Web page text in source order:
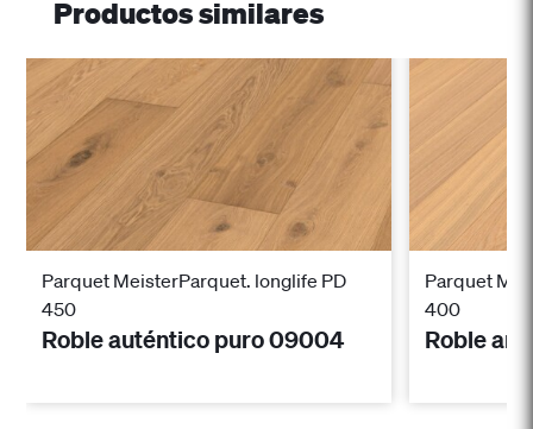
Productos similares
Parquet MeisterParquet. longlife PD
450
Roble auténtico puro 09004
Parquet
400
Roble